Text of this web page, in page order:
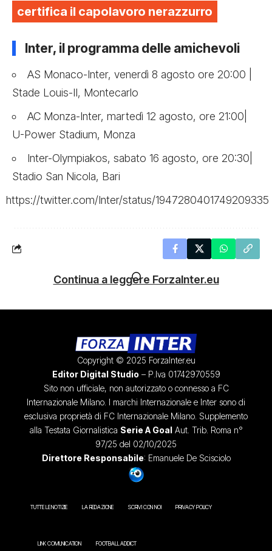
certifica il capolavoro nerazzurro
Inter, il programma delle amichevoli
AS Monaco-Inter, venerdì 8 agosto ore 20:00 |
Stade Louis-II, Montecarlo
AC Monza-Inter, martedì 12 agosto, ore 21:00|
U-Power Stadium, Monza
Inter-Olympiakos, sabato 16 agosto, ore 20:30|
Stadio San Nicola, Bari
https://twitter.com/Inter/status/1947280401749209335
Continua a leggere ForzaInter.eu
Copyright © 2025 ForzaInter.eu
Editor Digital Studio – P.Iva 01742970559
Sito non ufficiale, non autorizzato o connesso a FC
Internazionale Milano. I marchi Internazionale e Inter sono di
esclusiva proprietà di FC Internazionale Milano. Supplemento
alla Testata Giornalistica Serie A GoalAut. Trib. Roma n°
97/25 del 02/10/2025
Direttore Responsabile: Emanuele De Scisciolo
TUTTE LE NOTIZIE LA REDAZIONE SCRIVI CON NOI PRIVACY POLICY
LINK COMUNICATION FOOTBALL ADDICT